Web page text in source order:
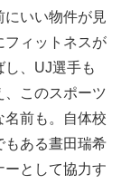
いい物件が見
フィットネスが
し、UJ選手も
、このスポーツ
名前も。自体校
もある晝田瑞希
ーとして協力す